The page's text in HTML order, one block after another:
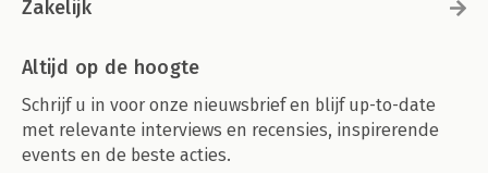
Zakelijk
Altijd op de hoogte
Schrijf u in voor onze nieuwsbrief en blijf up-to-date
met relevante interviews en recensies, inspirerende
events en de beste acties.